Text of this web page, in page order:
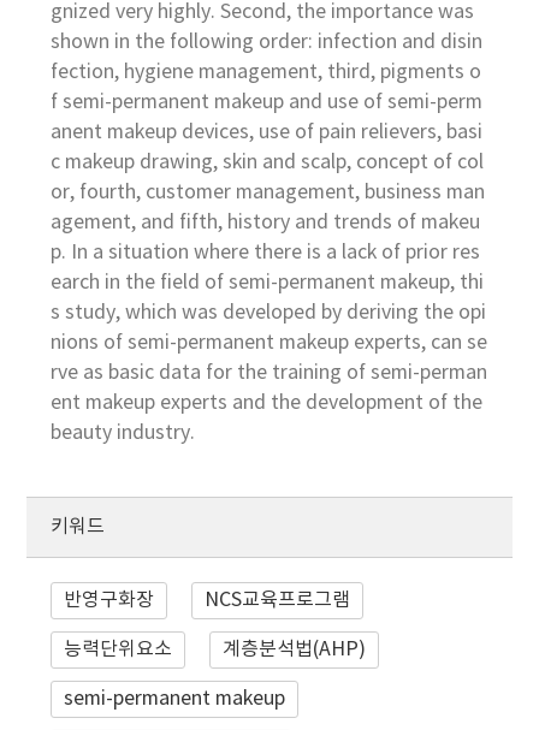
gnized very highly. Second, the importance was
shown in the following order: infection and disin
fection, hygiene management, third, pigments o
f semi-permanent makeup and use of semi-perm
anent makeup devices, use of pain relievers, basi
c makeup drawing, skin and scalp, concept of col
or, fourth, customer management, business man
agement, and fifth, history and trends of makeu
p. In a situation where there is a lack of prior res
earch in the field of semi-permanent makeup, thi
s study, which was developed by deriving the opi
nions of semi-permanent makeup experts, can se
rve as basic data for the training of semi-perman
ent makeup experts and the development of the
beauty industry.
키워드
반영구화장 NCS교육프로그램
능력단위요소 계층분석법(AHP)
semi-permanent makeup